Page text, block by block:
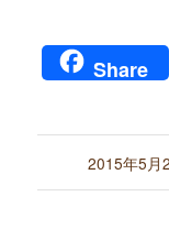
Share
2015年5月
/